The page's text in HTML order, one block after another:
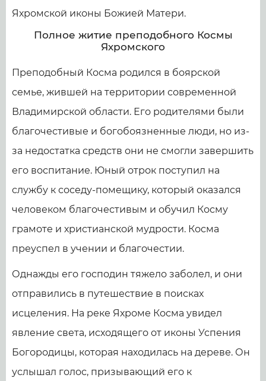
Яхромской иконы Божией Матери.
Полное житие преподобного Космы
Яхромского
Преподобный Косма родился в боярской
семье, жившей на территории современной
Владимирской области. Его родителями были
благочестивые и богобоязненные люди, но из-
за недостатка средств они не смогли завершить
его воспитание. Юный отрок поступил на
службу к соседу-помещику, который оказался
человеком благочестивым и обучил Косму
грамоте и христианской мудрости. Косма
преуспел в учении и благочестии.
Однажды его господин тяжело заболел, и они
отправились в путешествие в поисках
исцеления. На реке Яхроме Косма увидел
явление света, исходящего от иконы Успения
Богородицы, которая находилась на дереве. Он
услышал голос, призывающий его к